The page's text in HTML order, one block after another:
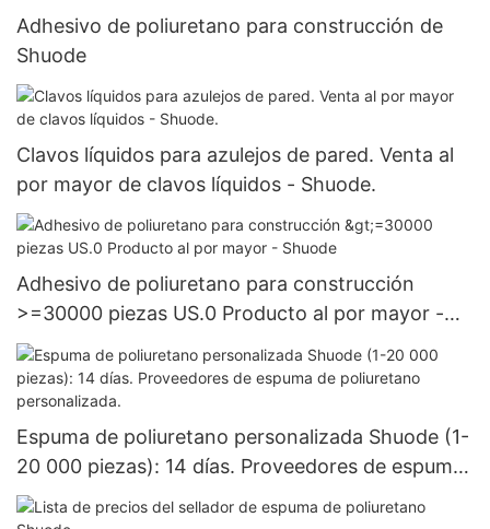
Adhesivo de poliuretano para construcción de
Shuode
Clavos líquidos para azulejos de pared. Venta al
por mayor de clavos líquidos - Shuode.
Adhesivo de poliuretano para construcción
>=30000 piezas US.0 Producto al por mayor -
Shuode
Espuma de poliuretano personalizada Shuode (1-
20 000 piezas): 14 días. Proveedores de espuma
de poliuretano personalizada.